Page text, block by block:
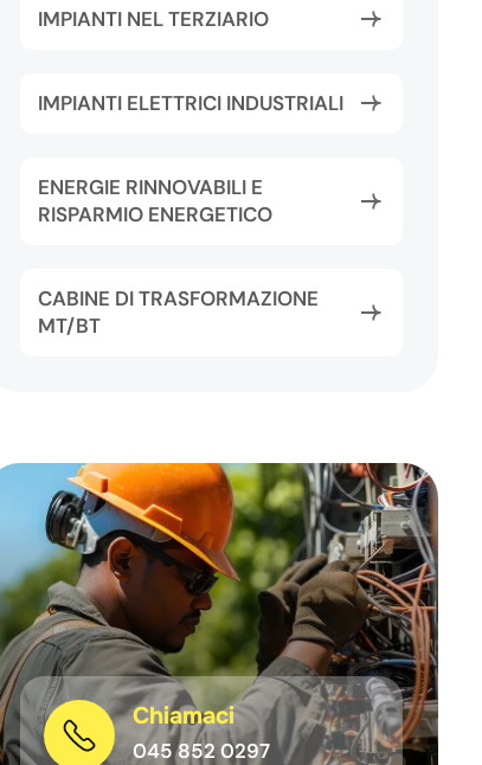
IMPIANTI NEL TERZIARIO
IMPIANTI ELETTRICI INDUSTRIALI
ENERGIE RINNOVABILI E
RISPARMIO ENERGETICO
CABINE DI TRASFORMAZIONE
MT/BT
Chiamaci
045 852 0297